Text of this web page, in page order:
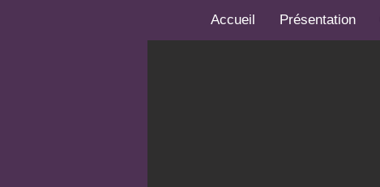
Accueil Présentation